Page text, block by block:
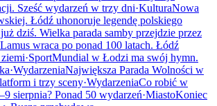
Sześć wydarzeń w trzy dni·KulturaNowa
Łódź uhonoruje legendę polskiego
dziś. Wielka parada samby przejdzie przez
Lamus wraca po ponad 100 latach. Łódź
·SportMundial w Łodzi ma swój hymn.
·WydarzeniaNajwiększa Parada Wolności w
i trzy sceny·WydarzeniaCo robić w
sierpnia? Ponad 50 wydarzeń·MiastoKoniec